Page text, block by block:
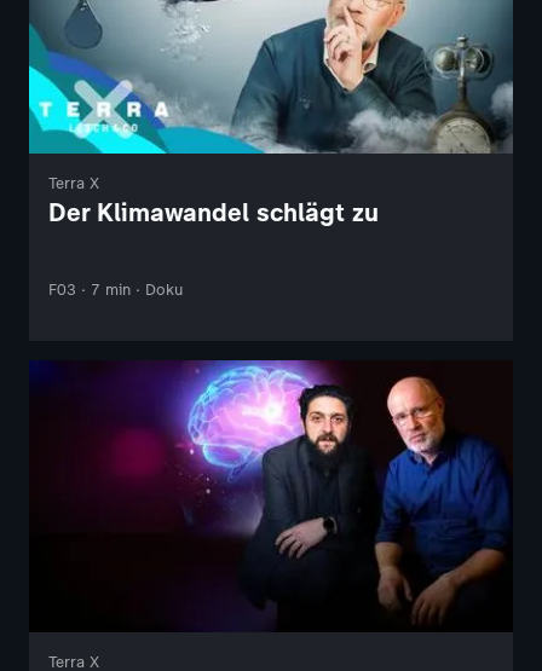
Terra X
Der Klimawandel schlägt zu
F03 · 7 min · Doku
Terra X